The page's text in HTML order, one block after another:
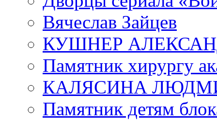
Вячеслав Зайцев
КУШНЕР
Памятник хирургу
КАЛЯСИНА
Памятник детям